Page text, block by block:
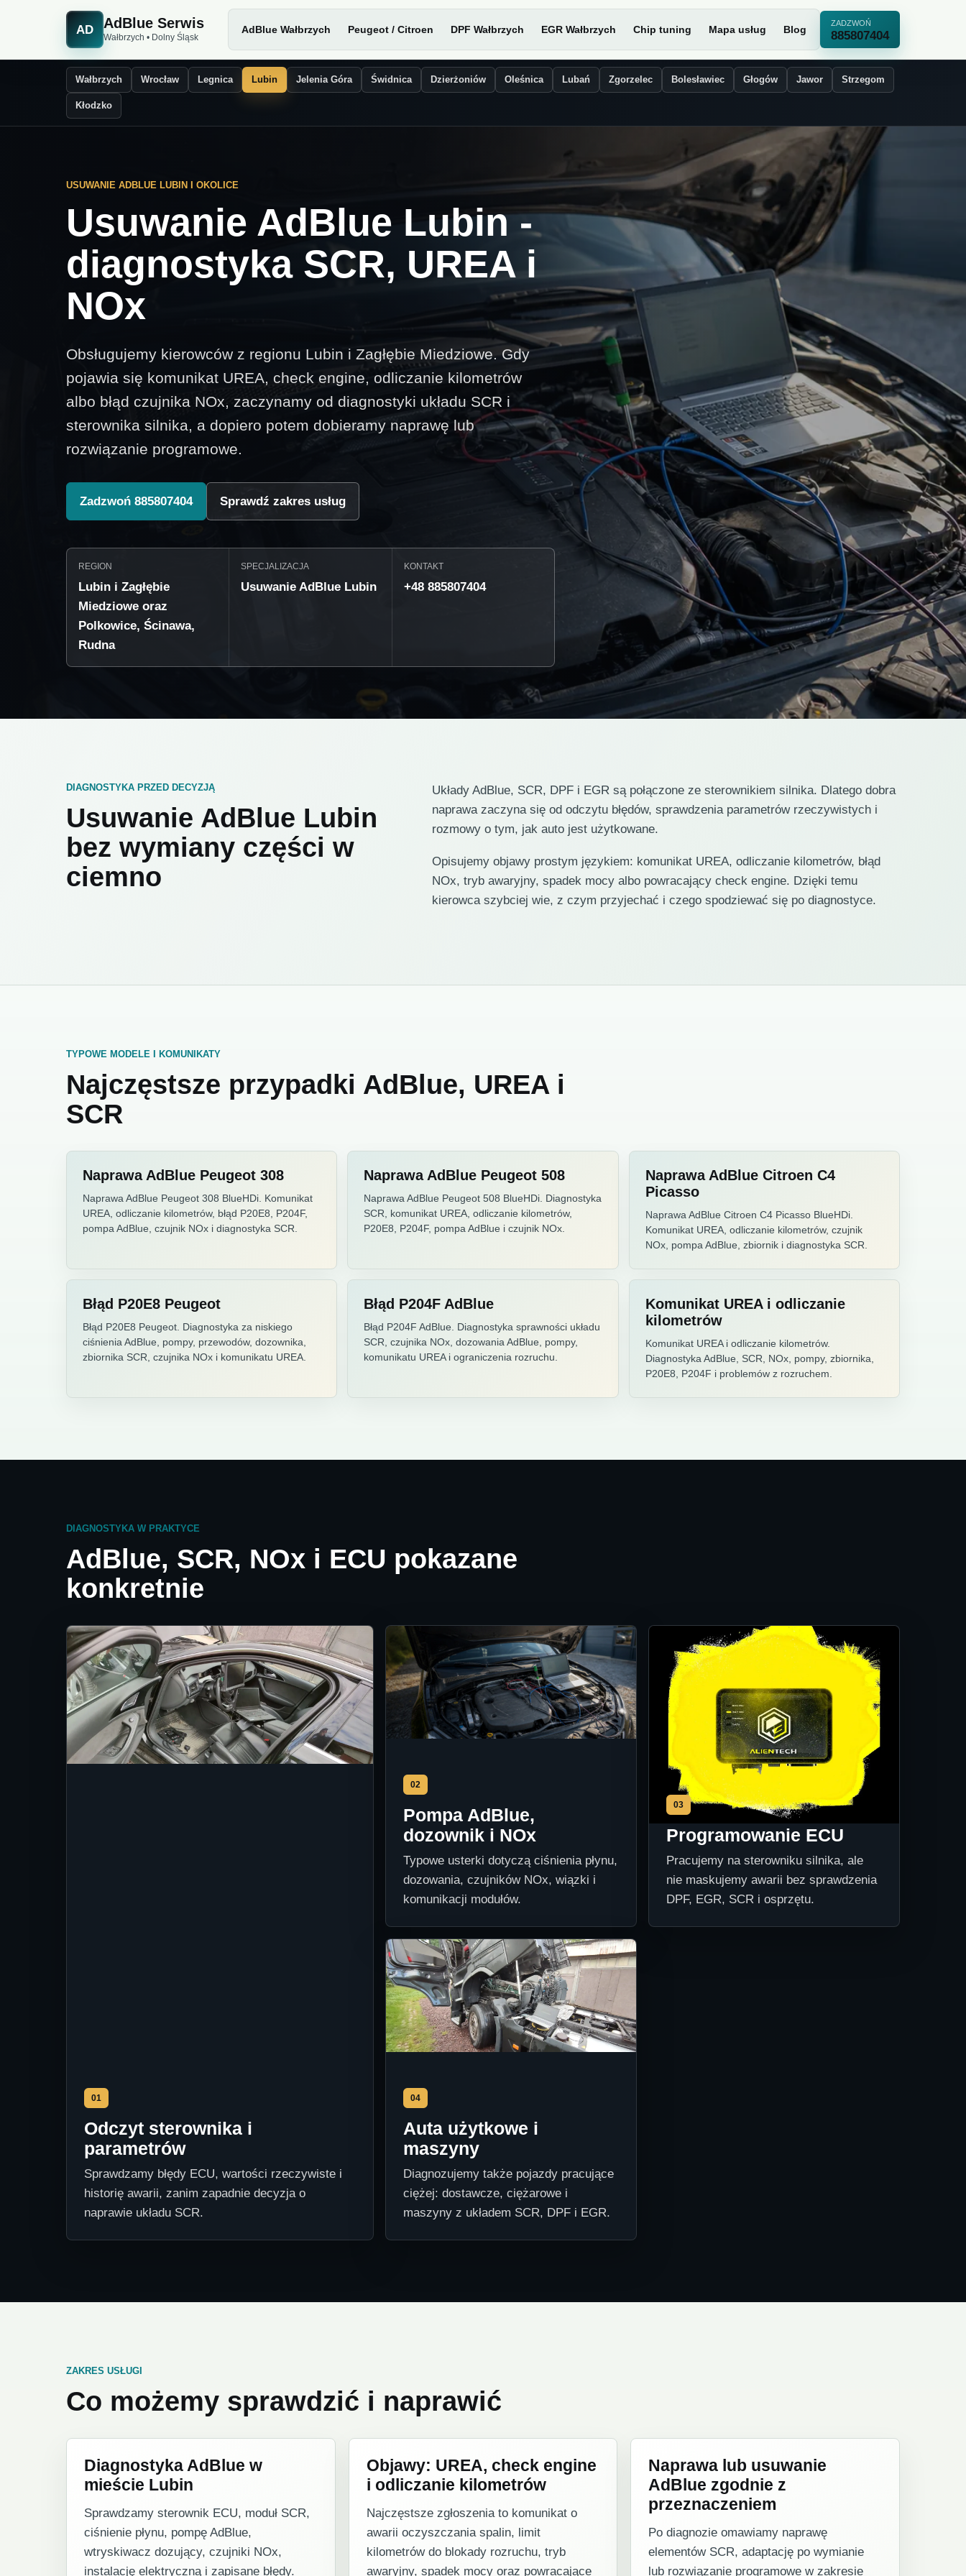
AD AdBlue Serwis
Wałbrzych • Dolny Śląsk
AdBlue Wałbrzych Peugeot / Citroen DPF Wałbrzych EGR Wałbrzych Chip tuning Mapa usług Blog
ZADZWOŃ
885807404
Wałbrzych Wrocław Legnica Lubin Jelenia Góra Świdnica Dzierżoniów Oleśnica Lubań Zgorzelec Bolesławiec Głogów Jawor Strzegom
Kłodzko
USUWANIE ADBLUE LUBIN I OKOLICE
Usuwanie AdBlue Lubin -
diagnostyka SCR, UREA i
NOx
Obsługujemy kierowców z regionu Lubin i Zagłębie Miedziowe. Gdy
pojawia się komunikat UREA, check engine, odliczanie kilometrów
albo błąd czujnika NOx, zaczynamy od diagnostyki układu SCR i
sterownika silnika, a dopiero potem dobieramy naprawę lub
rozwiązanie programowe.
Zadzwoń 885807404 Sprawdź zakres usług
REGION
Lubin i Zagłębie
Miedziowe oraz
Polkowice, Ścinawa,
Rudna
SPECJALIZACJA
Usuwanie AdBlue Lubin
KONTAKT
+48 885807404
DIAGNOSTYKA PRZED DECYZJĄ
Usuwanie AdBlue Lubin
bez wymiany części w
ciemno
Układy AdBlue, SCR, DPF i EGR są połączone ze sterownikiem silnika. Dlatego dobra
naprawa zaczyna się od odczytu błędów, sprawdzenia parametrów rzeczywistych i
rozmowy o tym, jak auto jest użytkowane.
Opisujemy objawy prostym językiem: komunikat UREA, odliczanie kilometrów, błąd
NOx, tryb awaryjny, spadek mocy albo powracający check engine. Dzięki temu
kierowca szybciej wie, z czym przyjechać i czego spodziewać się po diagnostyce.
TYPOWE MODELE I KOMUNIKATY
Najczęstsze przypadki AdBlue, UREA i
SCR
Naprawa AdBlue Peugeot 308
Naprawa AdBlue Peugeot 308 BlueHDi. Komunikat
UREA, odliczanie kilometrów, błąd P20E8, P204F,
pompa AdBlue, czujnik NOx i diagnostyka SCR.
Naprawa AdBlue Peugeot 508
Naprawa AdBlue Peugeot 508 BlueHDi. Diagnostyka
SCR, komunikat UREA, odliczanie kilometrów,
P20E8, P204F, pompa AdBlue i czujnik NOx.
Naprawa AdBlue Citroen C4
Picasso
Naprawa AdBlue Citroen C4 Picasso BlueHDi.
Komunikat UREA, odliczanie kilometrów, czujnik
NOx, pompa AdBlue, zbiornik i diagnostyka SCR.
Błąd P20E8 Peugeot
Błąd P20E8 Peugeot. Diagnostyka za niskiego
ciśnienia AdBlue, pompy, przewodów, dozownika,
zbiornika SCR, czujnika NOx i komunikatu UREA.
Błąd P204F AdBlue
Błąd P204F AdBlue. Diagnostyka sprawności układu
SCR, czujnika NOx, dozowania AdBlue, pompy,
komunikatu UREA i ograniczenia rozruchu.
Komunikat UREA i odliczanie
kilometrów
Komunikat UREA i odliczanie kilometrów.
Diagnostyka AdBlue, SCR, NOx, pompy, zbiornika,
P20E8, P204F i problemów z rozruchem.
DIAGNOSTYKA W PRAKTYCE
AdBlue, SCR, NOx i ECU pokazane
konkretnie
01
Odczyt sterownika i
parametrów
Sprawdzamy błędy ECU, wartości rzeczywiste i
historię awarii, zanim zapadnie decyzja o
naprawie układu SCR.
02
Pompa AdBlue,
dozownik i NOx
Typowe usterki dotyczą ciśnienia płynu,
dozowania, czujników NOx, wiązki i
komunikacji modułów.
03
Programowanie ECU
Pracujemy na sterowniku silnika, ale
nie maskujemy awarii bez sprawdzenia
DPF, EGR, SCR i osprzętu.
04
Auta użytkowe i
maszyny
Diagnozujemy także pojazdy pracujące
ciężej: dostawcze, ciężarowe i
maszyny z układem SCR, DPF i EGR.
ZAKRES USŁUGI
Co możemy sprawdzić i naprawić
Diagnostyka AdBlue w
mieście Lubin
Sprawdzamy sterownik ECU, moduł SCR,
ciśnienie płynu, pompę AdBlue,
wtryskiwacz dozujący, czujniki NOx,
instalację elektryczną i zapisane błędy.
Objawy: UREA, check engine
i odliczanie kilometrów
Najczęstsze zgłoszenia to komunikat o
awarii oczyszczania spalin, limit
kilometrów do blokady rozruchu, tryb
awaryjny, spadek mocy oraz powracające
Naprawa lub usuwanie
AdBlue zgodnie z
przeznaczeniem
Po diagnozie omawiamy naprawę
elementów SCR, adaptację po wymianie
lub rozwiązanie programowe w zakresie